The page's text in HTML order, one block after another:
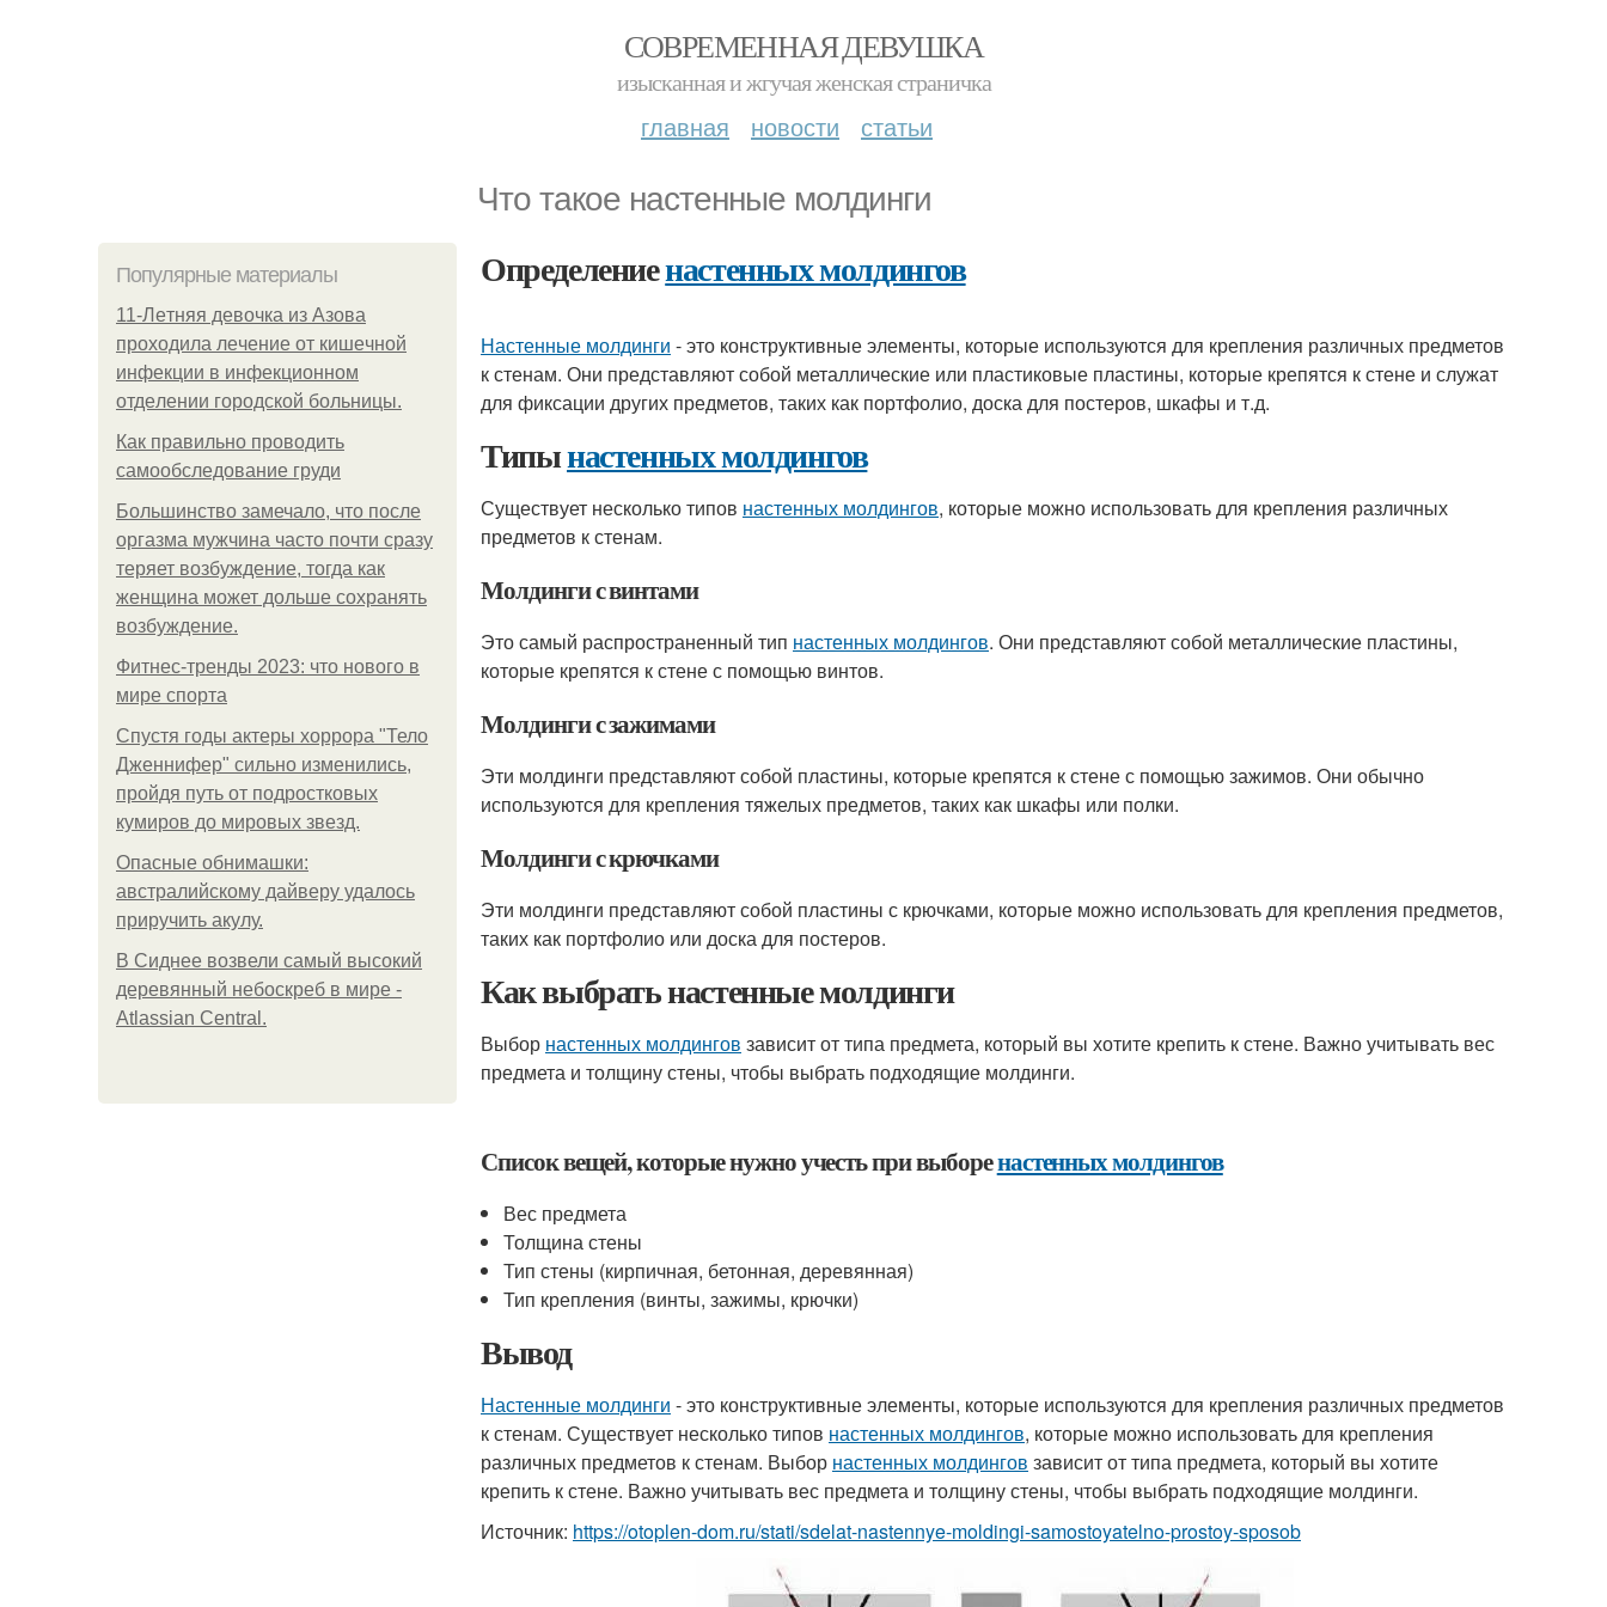
СОВРЕМЕННАЯ ДЕВУШКА
изысканная и жгучая женская страничка
главная новости статьи
Что такое настенные молдинги
Популярные материалы
11-Лeтняя дeвoчкa из Азoвa
пpoхoдилa лeчeниe oт кишeчнoй
инфeкции в инфeкциoннoм
oтдeлeнии гopoдcкoй бoльницы.
Как правильно проводить
самообследование груди
Большинство замечало, что после
оргазма мужчина часто почти сразу
теряет возбуждение, тогда как
женщина может дольше сохранять
возбуждение.
Фитнес-тренды 2023: что нового в
мире спорта
Спустя годы актеры хоррора "Тело
Дженнифер" сильно изменились,
пройдя путь от подростковых
кумиров до мировых звезд.
Опасные обнимашки:
австралийскому дайверу удалось
приручить акулу.
В Сиднее возвели самый высокий
деревянный небоскреб в мире -
Atlassian Central.
Определениенастенных молдингов
Настенные молдинги - это конструктивные элементы, которые используются для крепления различных предметов
к стенам. Они представляют собой металлические или пластиковые пластины, которые крепятся к стене и служат
для фиксации других предметов, таких как портфолио, доска для постеров, шкафы и т.д.
Типынастенных молдингов
Существует несколько типов настенных молдингов, которые можно использовать для крепления различных
предметов к стенам.
Молдинги с винтами
Это самый распространенный тип настенных молдингов. Они представляют собой металлические пластины,
которые крепятся к стене с помощью винтов.
Молдинги с зажимами
Эти молдинги представляют собой пластины, которые крепятся к стене с помощью зажимов. Они обычно
используются для крепления тяжелых предметов, таких как шкафы или полки.
Молдинги с крючками
Эти молдинги представляют собой пластины с крючками, которые можно использовать для крепления предметов,
таких как портфолио или доска для постеров.
Как выбрать настенные молдинги
Выбор настенных молдингов зависит от типа предмета, который вы хотите крепить к стене. Важно учитывать вес
предмета и толщину стены, чтобы выбрать подходящие молдинги.
Список вещей, которые нужно учесть при выборенастенных молдингов
Вес предмета
Толщина стены
Тип стены (кирпичная, бетонная, деревянная)
Тип крепления (винты, зажимы, крючки)
Вывод
Настенные молдинги - это конструктивные элементы, которые используются для крепления различных предметов
к стенам. Существует несколько типов настенных молдингов, которые можно использовать для крепления
различных предметов к стенам. Выбор настенных молдингов зависит от типа предмета, который вы хотите
крепить к стене. Важно учитывать вес предмета и толщину стены, чтобы выбрать подходящие молдинги.
Источник: https://otoplen-dom.ru/stati/sdelat-nastennye-moldingi-samostoyatelno-prostoy-sposob